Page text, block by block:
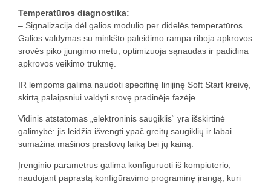
Temperatūros diagnostika:
– Signalizacija dėl galios modulio per didelės temperatūros.
Galios valdymas su minkšto paleidimo rampa riboja apkrovos
srovės piko įjungimo metu, optimizuoja sąnaudas ir padidina
apkrovos veikimo trukmę.
IR lempoms galima naudoti specifinę linijinę Soft Start kreivę,
skirtą palaipsniui valdyti srovę pradinėje fazėje.
Vidinis atstatomas „elektroninis saugiklis“ yra išskirtinė
galimybė: jis leidžia išvengti ypač greitų saugiklių ir labai
sumažina mašinos prastovų laiką bei jų kainą.
Įrenginio parametrus galima konfigūruoti iš kompiuterio,
naudojant paprastą konfigūravimo programinę įrangą, kuri